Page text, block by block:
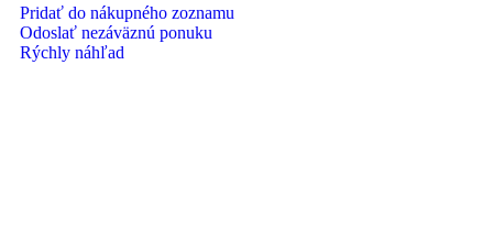
Pridať do nákupného zoznamu
Odoslať nezáväznú ponuku
Rýchly náhľad